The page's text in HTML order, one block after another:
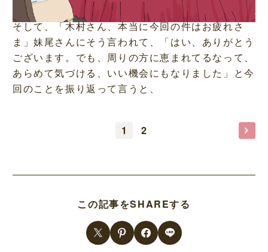
そして、「木村さん、本当に今回の件はお疲れさ
ま」妹尾さんにそう言われて、「はい、ありがとう
ございます。でも、周りの方に恵まれてるなって、
あらめて気づける、いい機会にもなりました」と今
回のことを振り返って言うと、
1 2
この記事をSHAREする